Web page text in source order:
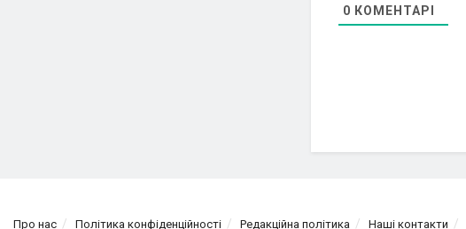
0 КОМЕНТАРІ
Про нас Політика конфіденційності Редакційна політика Наші контакти